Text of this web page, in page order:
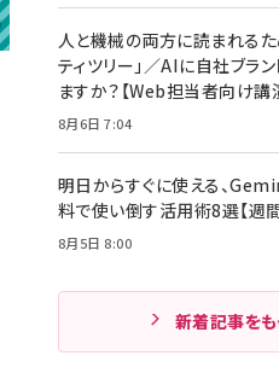
人と機械の両方に読まれるた
ティツリー」／AIに自社ブラ
ますか？【Web担当者向け講
8月6日 7:04
明日からすぐに使える、
料で使い倒す活用術8選【週間
8月5日 8:00
新着記事をも